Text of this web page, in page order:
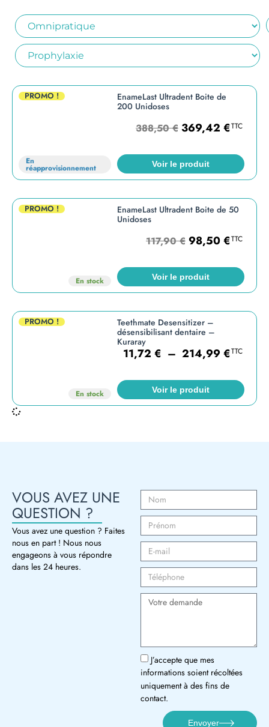
PROMO !
En
réapprovisionnement
EnameLast Ultradent Boite de
200 Unidoses
388,50€ 369,42 €TTC
Voir le produit
PROMO !
En stock
EnameLast Ultradent Boite de 50
Unidoses
117,90€ 98,50€TTC
Voir le produit
PROMO !
En stock
Teethmate Desensitizer –
désensibilisant dentaire –
Kuraray
11,72 € – 214,99€TTC
Voir le produit
VOUS AVEZ UNE
QUESTION ?
Vous avez une question ? Faites
nous en part ! Nous nous
engageons à vous répondre
dans les 24 heures.
J’accepte que mes
informations soient récoltées
uniquement à des fins de
contact.
Envoyer